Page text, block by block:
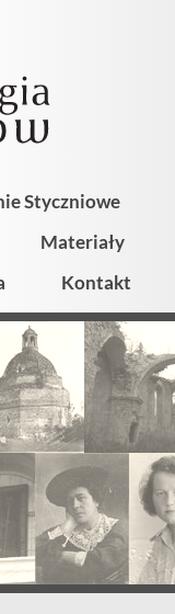
Styczniowe
Materiały
Kontakt